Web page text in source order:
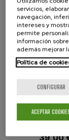
Camiseta
verde
Precio
39,00
servicios,
navegación,
intereses y
permite
información
además mejorar
Política de
CONFIGURAR
ACEPTAR